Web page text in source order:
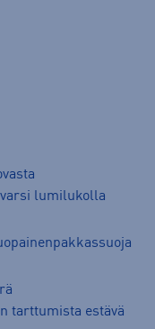
lumilukolla
tarttumista estävä